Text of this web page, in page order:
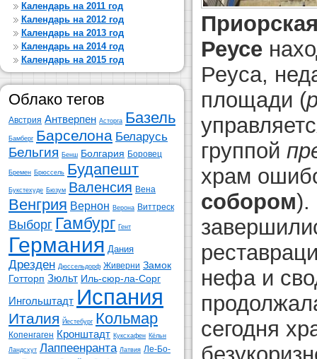
Календарь на 2011 год
Календарь на 2012 год
Календарь на 2013 год
Календарь на 2014 год
Календарь на 2015 год
Облако тегов
Австрия Антверпен Асторга Базель
Бамберг Барселона Беларусь
Бельгия Бенш Болгария Боровец
Бремен Брюссель Будапешт
Букстехуде Бюзум Валенсия Вена
Венгрия Вернон Верона Виттреск
Выборг Гамбург Гент
Германия Дания
Дрезден Дюссельдорф Живерни Замок
Готторп Зюльт Иль-сюр-ла-Сорг
Ингольштадт Испания
Италия Йестебург Кольмар
Копенгаген Кронштадт Куксхафен Кёльн
Ландсхут Лаппеенранта Латвия Ле-Бо-
Реусе
Реуса,
площади (
группой
храм
собором).
нефа и
сегодня